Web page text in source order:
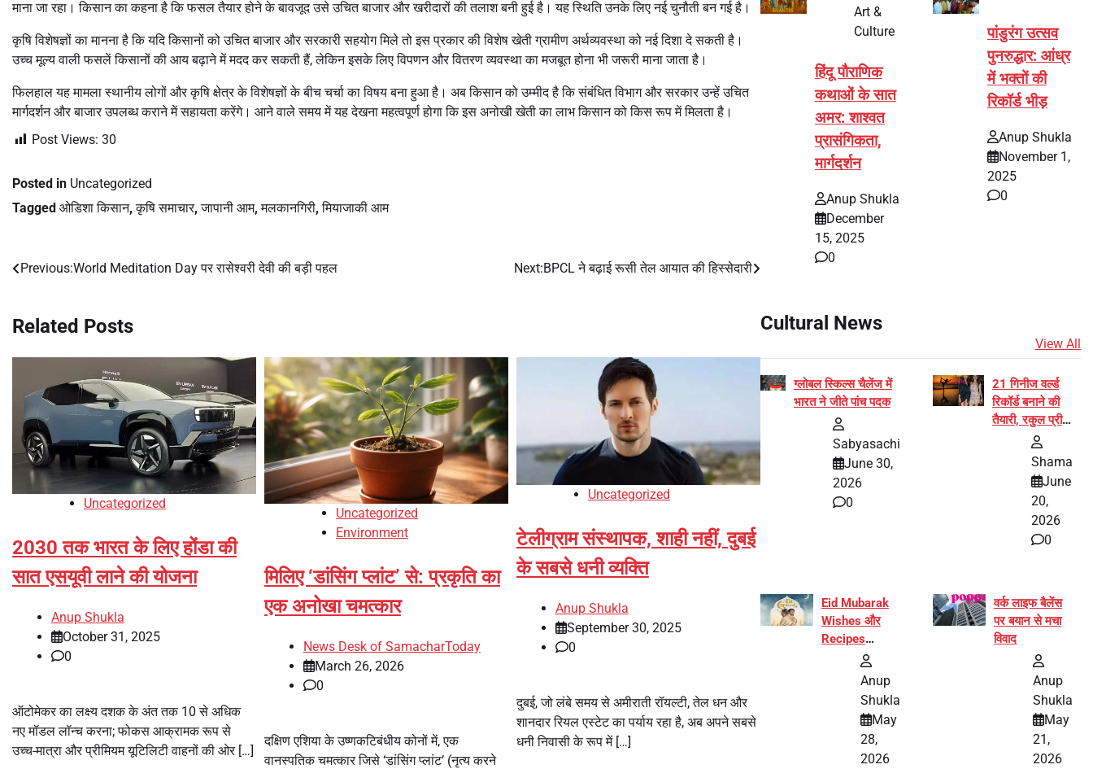
माना जा रहा। किसान का कहना है कि फसल तैयार होने के बावजूद उसे उचित बाजार और खरीदारों की तलाश बनी हुई है। यह स्थिति उनके लिए नई चुनौती बन गई है।
कृषि विशेषज्ञों का मानना है कि यदि किसानों को उचित बाजार और सरकारी सहयोग मिले तो इस प्रकार की विशेष खेती ग्रामीण अर्थव्यवस्था को नई दिशा दे सकती है।
उच्च मूल्य वाली फसलें किसानों की आय बढ़ाने में मदद कर सकती हैं, लेकिन इसके लिए विपणन और वितरण व्यवस्था का मजबूत होना भी जरूरी माना जाता है।
फिलहाल यह मामला स्थानीय लोगों और कृषि क्षेत्र के विशेषज्ञों के बीच चर्चा का विषय बना हुआ है। अब किसान को उम्मीद है कि संबंधित विभाग और सरकार उन्हें उचित
मार्गदर्शन और बाजार उपलब्ध कराने में सहायता करेंगे। आने वाले समय में यह देखना महत्वपूर्ण होगा कि इस अनोखी खेती का लाभ किसान को किस रूप में मिलता है।
Post Views: 30
Posted in Uncategorized
Tagged ओडिशा किसान,कृषि समाचार,जापानी आम,मलकानगिरी,मियाजाकी आम
Post
Previous:World Meditation Day पर रासेश्वरी देवी की बड़ी पहल Next:BPCL ने बढ़ाई रूसी तेल आयात की हिस्सेदारी
Related Posts
Uncategorized
2030 तक भारत के लिए होंडा की
सात एसयूवी लाने की योजना
Anup Shukla
October 31, 2025
0
ऑटोमेकर का लक्ष्य दशक के अंत तक 10 से अधिक
नए मॉडल लॉन्च करना; फोकस आक्रामक रूप से
उच्च-मात्रा और प्रीमियम यूटिलिटी वाहनों की ओर […]
Uncategorized
Environment
मिलिए ‘डांसिंग प्लांट’ से: प्रकृति का
एक अनोखा चमत्कार
News Desk of SamacharToday
March 26, 2026
0
दक्षिण एशिया के उष्णकटिबंधीय कोनों में, एक
वानस्पतिक चमत्कार जिसे ‘डांसिंग प्लांट’ (नृत्य करने
Uncategorized
टेलीग्राम संस्थापक, शाही नहीं, दुबई
के सबसे धनी व्यक्ति
Anup Shukla
September 30, 2025
0
दुबई, जो लंबे समय से अमीराती रॉयल्टी, तेल धन और
शानदार रियल एस्टेट का पर्याय रहा है, अब अपने सबसे
धनी निवासी के रूप में […]
Art &
Culture
हिंदू पौराणिक
कथाओं के सात
अमर: शाश्वत
प्रासंगिकता,
मार्गदर्शन
Anup Shukla
December
15, 2025
0
पांडुरंग उत्सव
पुनरुद्धार: आंध्र
में भक्तों की
रिकॉर्ड भीड़
Anup Shukla
November 1,
2025
0
Cultural News
View All
ग्लोबल स्किल्स चैलेंज में
भारत ने जीते पांच पदक
Sabyasachi
June 30,
2026
0
21 गिनीज वर्ल्ड
रिकॉर्ड बनाने की
तैयारी, रकुल प्रीत
जायसवाल बनीं योग
अभियान का हिस्सा
Shama
June
20,
2026
0
Eid Mubarak
Wishes और
Recipes
इंटरनेट पर हुईं
Anup
Shukla
May
28,
2026
वर्क लाइफ बैलेंस
पर बयान से मचा
विवाद
Anup
Shukla
May
21,
2026